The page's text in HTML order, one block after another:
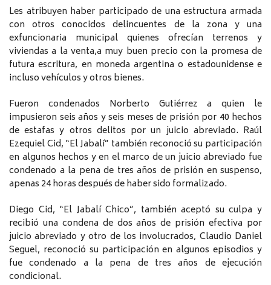
Les atribuyen haber participado de una estructura armada
con otros conocidos delincuentes de la zona y una
exfuncionaria municipal quienes ofrecían terrenos y
viviendas a la venta,a muy buen precio con la promesa de
futura escritura, en moneda argentina o estadounidense e
incluso vehículos y otros bienes.
Fueron condenados Norberto Gutiérrez a quien le
impusieron seis años y seis meses de prisión por 40 hechos
de estafas y otros delitos por un juicio abreviado. Raúl
Ezequiel Cid, “El Jabalí” también reconoció su participación
en algunos hechos y en el marco de un juicio abreviado fue
condenado a la pena de tres años de prisión en suspenso,
apenas 24 horas después de haber sido formalizado.
Diego Cid, “El Jabalí Chico”, también aceptó su culpa y
recibió una condena de dos años de prisión efectiva por
juicio abreviado y otro de los involucrados, Claudio Daniel
Seguel, reconoció su participación en algunos episodios y
fue condenado a la pena de tres años de ejecución
condicional.